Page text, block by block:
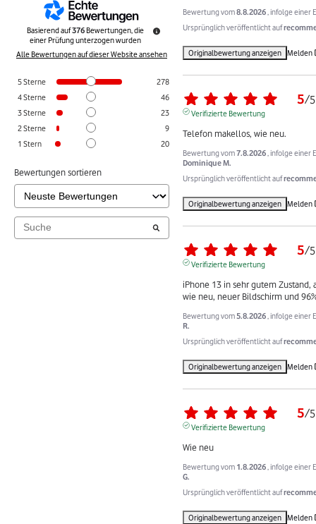
Basierend auf376 Bewertungen, die
einer Prüfung unterzogen wurden
Alle Bewertungen auf dieser Website ansehen
5Sterne
278
4Sterne
46
3Sterne
23
2Sterne
9
1 Stern 20
Bewertungen sortieren
Bewertung vom8.8.2026 , infolge einer
Ursprünglich veröffentlicht auf
Originalbewertung anzeigen Melden
5/5
Verifizierte Bewertung
Telefon makellos, wie neu.
Bewertung vom7.8.2026 , infolge einer
Dominique M.
Ursprünglich veröffentlicht auf
Originalbewertung anzeigen Melden
5/5
Verifizierte Bewertung
iPhone 13 in sehr gutem Zustand,
wie neu, neuer Bildschirm und
Bewertung vom5.8.2026 , infolge einer
R.
Ursprünglich veröffentlicht auf
Originalbewertung anzeigen Melden
5/5
Verifizierte Bewertung
Wie neu
Bewertung vom 1.8.2026 , infolge einer
G.
Ursprünglich veröffentlicht auf
Originalbewertung anzeigen Melden